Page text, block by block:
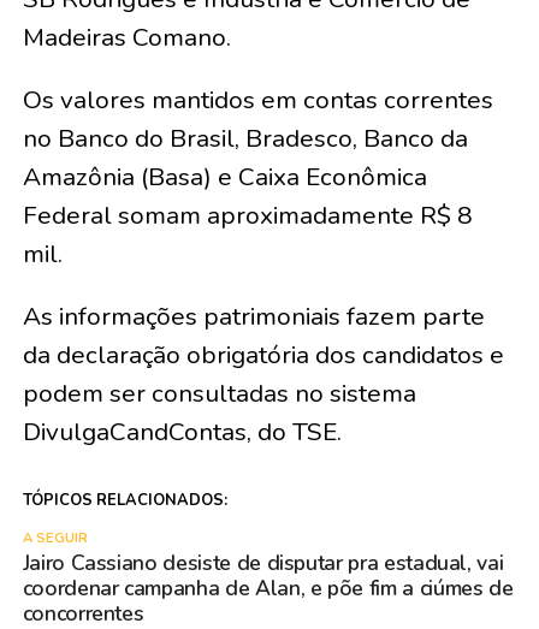
Madeiras Comano.
Os valores mantidos em contas correntes
no Banco do Brasil, Bradesco, Banco da
Amazônia (Basa) e Caixa Econômica
Federal somam aproximadamente R$ 8
mil.
As informações patrimoniais fazem parte
da declaração obrigatória dos candidatos e
podem ser consultadas no sistema
DivulgaCandContas, do TSE.
TÓPICOS RELACIONADOS:
A SEGUIR
Jairo Cassiano desiste de disputar pra estadual, vai
coordenar campanha de Alan, e põe fim a ciúmes de
concorrentes